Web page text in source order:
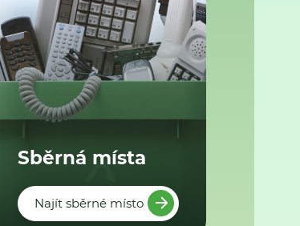
Sběrná místa
Najít sběrné místo